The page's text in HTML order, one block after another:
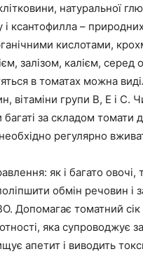
натуральної
і ксантофилла –
кислотами,
залізом, калієм, серед
в томатах можна
вітаміни групи В, Е і С.
багаті за складом томати
регулярно
як і багато овочі,
обмін речовин і
Допомагає томатний сік
яка супроводжує
апетит і виводить